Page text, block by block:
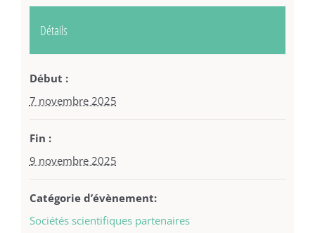
Détails
Début :
7 novembre 2025
Fin :
9 novembre 2025
Catégorie d’évènement:
Sociétés scientifiques partenaires